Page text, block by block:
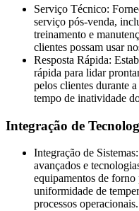
Serviço Técnico:
serviço pós-venda,
treinamento e
clientes possam usar
Resposta Rápida:
rápida para lidar
pelos clientes durante
tempo de inatividade
Integração de
Integração de
avançados e
equipamentos de
uniformidade de
processos operacionais.